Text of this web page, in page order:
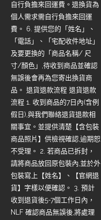
自行負擔來回運費。退換貨為
個人需求需自行負擔來回運
費。 6. 提供您的「姓名」、
「電話」、「宅配收件地址」
及要更換的「商品名稱/ 尺
寸/顏色」,待收到商品並確認
無誤後會再為您寄出換貨商
品。 退貨退款流程 退貨退款
流程 1. 收到商品的7日內(含例
假日),與我們聯絡退貨退款相
關事宜。並提供清楚【含包裝
商品照片】供檢視確認,逾期恕
不受理。 2. 若商品已拆封，
請將商品放回原包裝內,並於外
包裝寫上【姓名】、【官網退
貨】字樣以便確認。 3. 預計
收到退貨後5-7個工作日內，
NLF 確認商品無誤後,將處理